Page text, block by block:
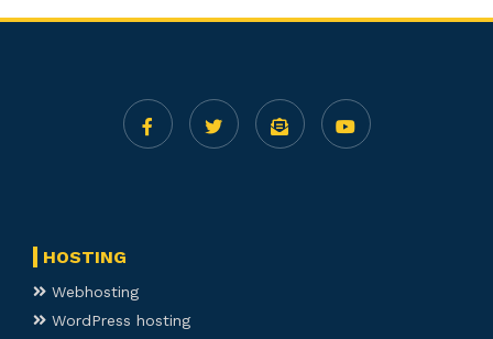
HOSTING
Webhosting
WordPress hosting